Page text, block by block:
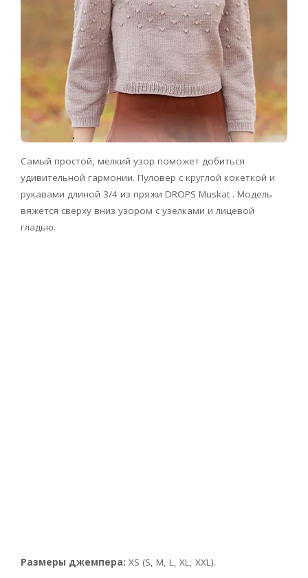
Самый простой, мелкий узор поможет добиться
удивительной гармонии. Пуловер с круглой кокеткой и
рукавами длиной 3/4 из пряжи DROPS Muskat . Модель
вяжется сверху вниз узором с узелками и лицевой
гладью.
Размеры джемпера: XS (S, М, L, XL, XXL).